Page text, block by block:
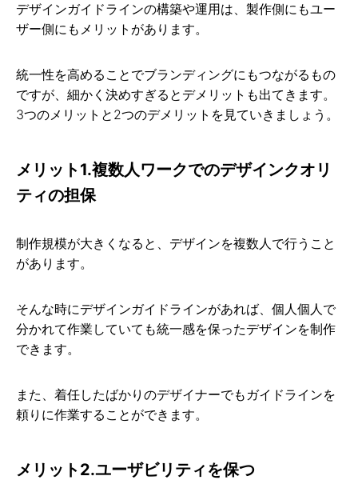
デザインガイドラインの構築や運用は、製作側にもユー
ザー側にもメリットがあります。
統一性を高めることでブランディングにもつながるもの
ですが、細かく決めすぎるとデメリットも出てきます。
3つのメリットと2つのデメリットを見ていきましょう。
メリット1.複数人ワークでのデザインクオリ
ティの担保
制作規模が大きくなると、デザインを複数人で行うこと
があります。
そんな時にデザインガイドラインがあれば、個人個人で
分かれて作業していても統一感を保ったデザインを制作
できます。
また、着任したばかりのデザイナーでもガイドラインを
頼りに作業することができます。
メリット2.ユーザビリティを保つ